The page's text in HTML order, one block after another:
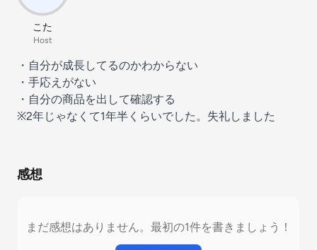
こた
Host
・自分が成長してるのかわからない
・手応えがない
・自分の商品を出して確認する
※2年じゃなくて1年半くらいでした。失礼しました
感想
まだ感想はありません。最初の1件を書きましょう！